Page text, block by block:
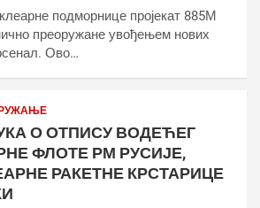
подморнице пројекат 885М
преоружане увођењем нових
Ово…
О ОТПИСУ ВОДЕЋЕГ
ФЛОТЕ РМ РУСИЈЕ,
РАКЕТНЕ КРСТАРИЦЕ